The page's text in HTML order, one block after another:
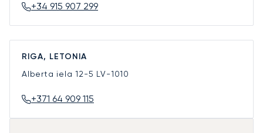
+34 915 907 299
RIGA, LETONIA
Alberta iela 12-5 LV-1010
+371 64 909 115